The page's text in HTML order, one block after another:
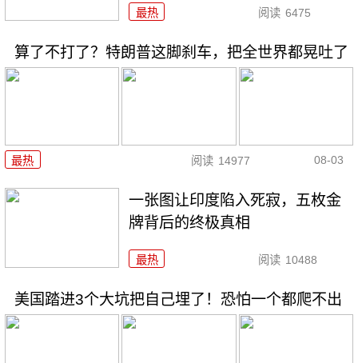
最热 阅读 6475
算了不打了？特朗普这脚刹车，把全世界都晃吐了
最热 阅读 14977 08-03
一张图让印度陷入死寂，五枚金
牌背后的终极真相
最热 阅读 10488
美国踏进3个大坑把自己埋了！恐怕一个都爬不出